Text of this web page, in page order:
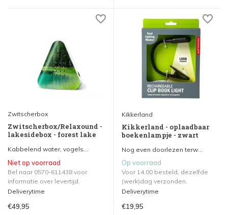
Zwitscherbox
Zwitscherbox/Relaxound -
lakesidebox - forest lake
Kabbelend water, vogels...
Niet op voorraad
Bel naar 0570-611438 voor
informatie over levertijd.
Deliverytime
€49,95
Kikkerland
Kikkerland - oplaadbaar
boekenlampje - zwart
Nog even doorlezen terw...
Op voorraad
Voor 14.00 besteld, dezelfde
(werk)dag verzonden.
Deliverytime
€19,95